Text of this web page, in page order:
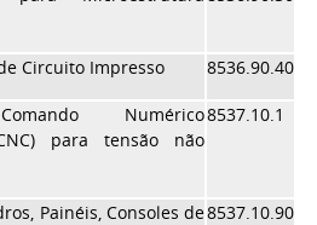
Circuito Impresso 8536.90.40
Numérico
para tensão não
8537.10.1
Painéis, Consoles de8537.10.90